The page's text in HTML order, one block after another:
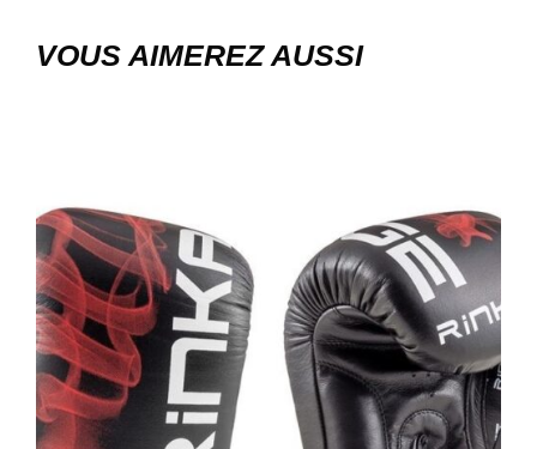
VOUS AIMEREZ AUSSI